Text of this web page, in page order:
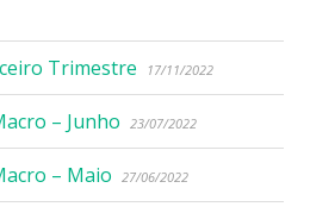
Trimestre 17/11/2022
– Junho 23/07/2022
– Maio 27/06/2022